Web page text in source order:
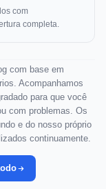
com
completa.
com base em
Acompanhamos
para que você
com problemas. Os
e do nosso próprio
continuamente.